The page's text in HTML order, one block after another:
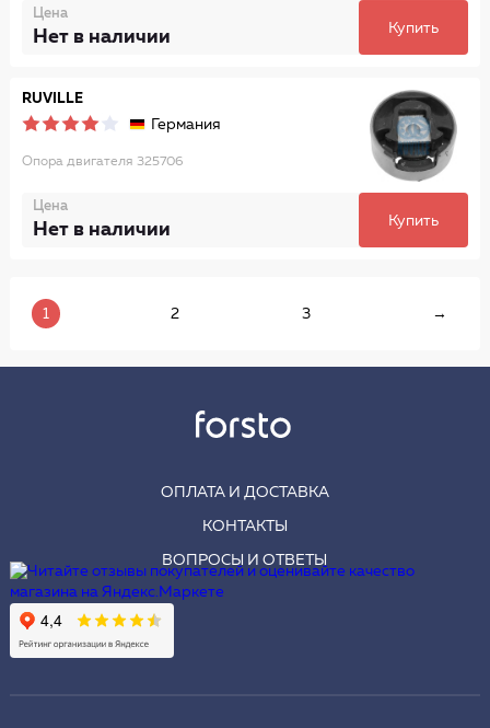
Цена
Нет в наличии Купить
RUVILLE
Германия
Опора двигателя 325706
Цена
Нет в наличии Купить
1 2 3 →
ОПЛАТА И ДОСТАВКА
КОНТАКТЫ
ВОПРОСЫ И ОТВЕТЫ